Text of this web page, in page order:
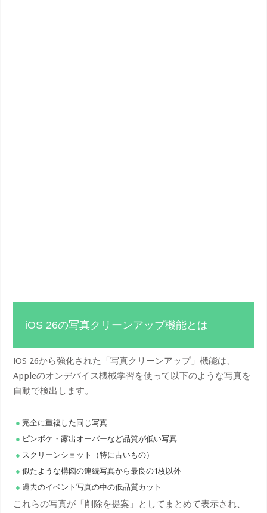
iOS 26の写真クリーンアップ機能とは
iOS 26から強化された「写真クリーンアップ」機能は、
Appleのオンデバイス機械学習を使って以下のような写真を
自動で検出します。
完全に重複した同じ写真
ピンボケ・露出オーバーなど品質が低い写真
スクリーンショット（特に古いもの）
似たような構図の連続写真から最良の1枚以外
過去のイベント写真の中の低品質カット
これらの写真が「削除を提案」としてまとめて表示され、